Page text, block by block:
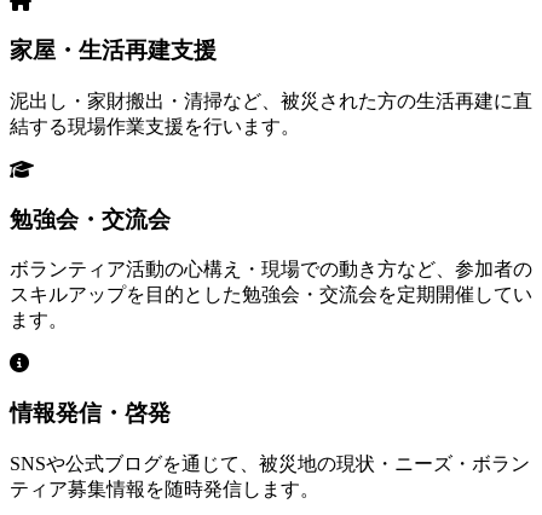
家屋・生活再建支援
泥出し・家財搬出・清掃など、被災された方の生活再建に直
結する現場作業支援を行います。
勉強会・交流会
ボランティア活動の心構え・現場での動き方など、参加者の
スキルアップを目的とした勉強会・交流会を定期開催してい
ます。
情報発信・啓発
SNSや公式ブログを通じて、被災地の現状・ニーズ・ボラン
ティア募集情報を随時発信します。